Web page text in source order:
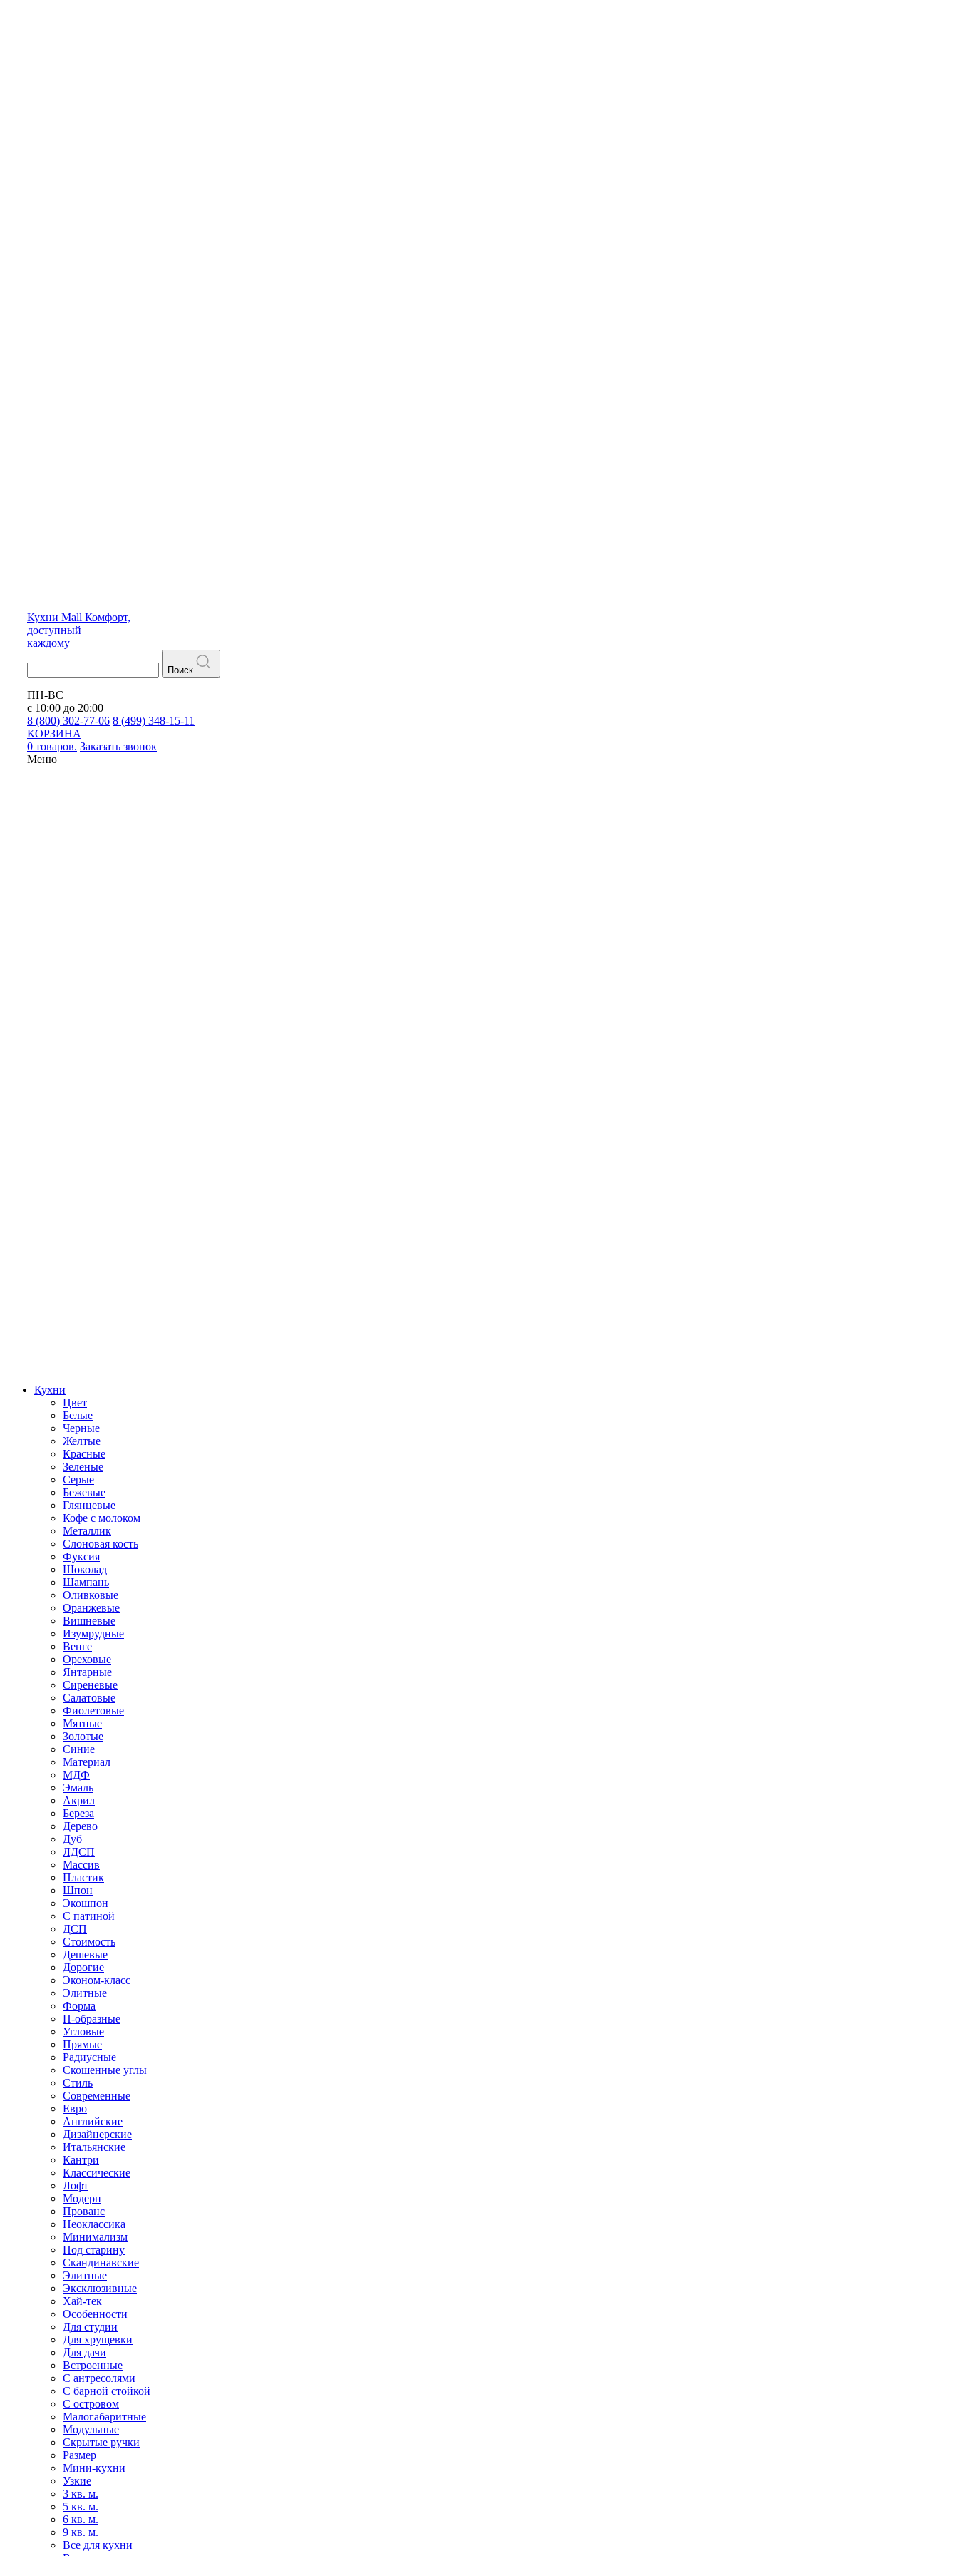
Кухни Mall Комфорт,
доступный
каждому
Поиск
ПН-ВС
с 10:00 до 20:00
8 (800) 302-77-06 8 (499) 348-15-11
КОРЗИНА
0 товаров. Заказать звонок
Меню
Кухни
Цвет
Белые
Черные
Желтые
Красные
Зеленые
Серые
Бежевые
Глянцевые
Кофе с молоком
Металлик
Слоновая кость
Фуксия
Шоколад
Шампань
Оливковые
Оранжевые
Вишневые
Изумрудные
Венге
Ореховые
Янтарные
Сиреневые
Салатовые
Фиолетовые
Мятные
Золотые
Синие
Материал
МДФ
Эмаль
Акрил
Береза
Дерево
Дуб
ЛДСП
Массив
Пластик
Шпон
Экошпон
С патиной
ДСП
Стоимость
Дешевые
Дорогие
Эконом-класс
Элитные
Форма
П-образные
Угловые
Прямые
Радиусные
Скошенные углы
Стиль
Современные
Евро
Английские
Дизайнерские
Итальянские
Кантри
Классические
Лофт
Модерн
Прованс
Неоклассика
Минимализм
Под старину
Скандинавские
Элитные
Эксклюзивные
Хай-тек
Особенности
Для студии
Для хрущевки
Для дачи
Встроенные
С антресолями
С барной стойкой
С островом
Малогабаритные
Модульные
Скрытые ручки
Размер
Мини-кухни
Узкие
3 кв. м.
5 кв. м.
6 кв. м.
9 кв. м.
Все для кухни